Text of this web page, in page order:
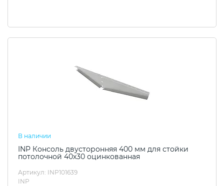
В наличии
INP Консоль двусторонняя 400 мм для стойки
потолочной 40х30 оцинкованная
Артикул: INP101639
INP